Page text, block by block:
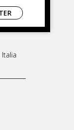
Italia